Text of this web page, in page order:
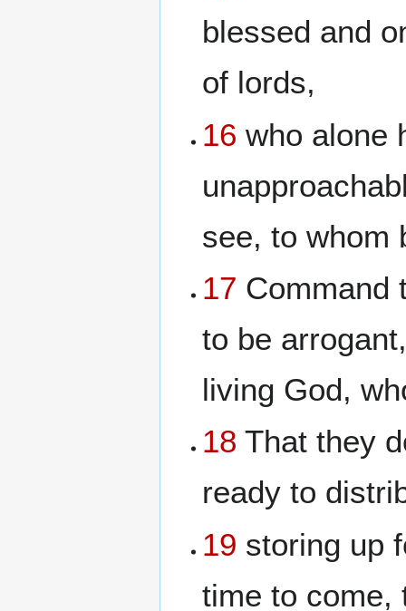
blessed and
of lords,
16 who alone
see, to whom
17 Command
to be
living God,
18 That they
ready to
19 storing up
time to come,